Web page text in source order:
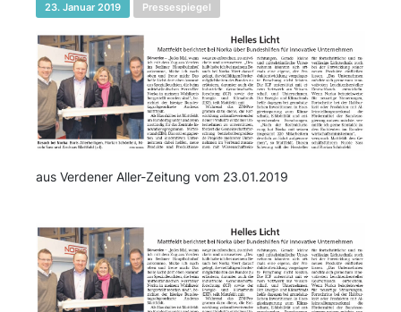
23. Januar 2019 Pressespiegel
aus Verdener Aller-Zeitung vom 23.01.2019